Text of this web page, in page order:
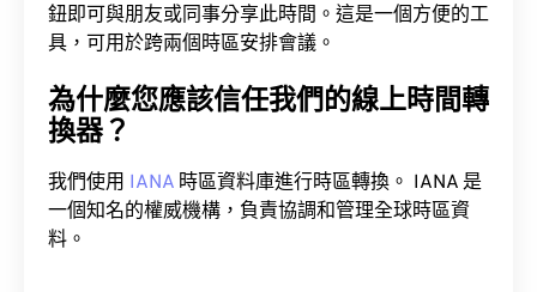
鈕即可與朋友或同事分享此時間。這是一個方便的工
具，可用於跨兩個時區安排會議。
為什麼您應該信任我們的線上時間轉
換器？
我們使用 IANA 時區資料庫進行時區轉換。 IANA 是
一個知名的權威機構，負責協調和管理全球時區資
料。